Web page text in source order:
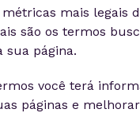
mais legais
são os termos
sua página.
você terá
páginas e